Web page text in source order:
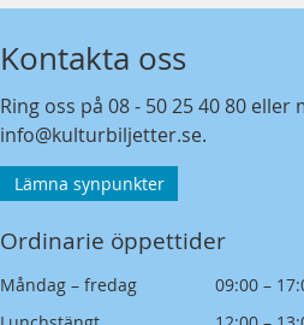
Kontakta oss
Ring oss på08 - 50 25 40 80 eller
info@kulturbiljetter.se.
Lämna synpunkter
Ordinarie öppettider
Måndag – fredag
09:00 –